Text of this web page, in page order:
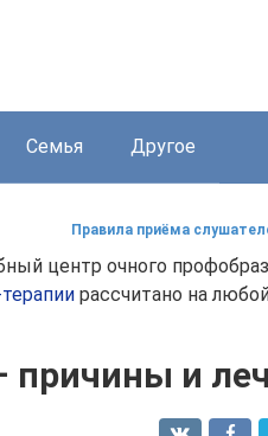
Семья Другое
Правила приёма
центр очного
рассчитано на
причины и